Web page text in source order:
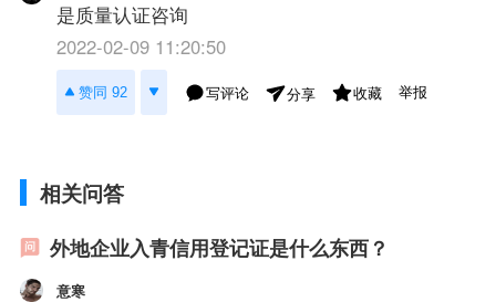
是质量认证咨询
2022-02-09 11:20:50
赞同 92 写评论 分享 收藏 举报
相关问答
外地企业入青信用登记证是什么东西？
意寒